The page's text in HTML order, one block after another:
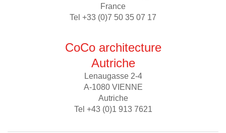
France
Tel +33 (0)7 50 35 07 17
CoCo architecture
Autriche
Lenaugasse 2-4
A-1080 VIENNE
Autriche
Tel +43 (0)1 913 7621